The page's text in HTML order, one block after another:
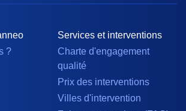
?
Services et interventions
Charte d'engagement
qualité
Prix des interventions
Villes d'intervention